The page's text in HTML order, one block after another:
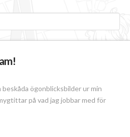
beskåda ögonblicksbilder ur min
på vad jag jobbar med för